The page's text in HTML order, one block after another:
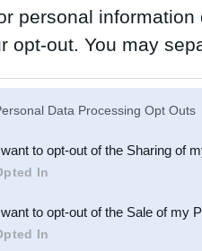
personal
opt-out. You may
Participants
parties.
Data Processing Opt Outs
to opt-out of the Sharing of
In
to opt-out of the Sale of my
In